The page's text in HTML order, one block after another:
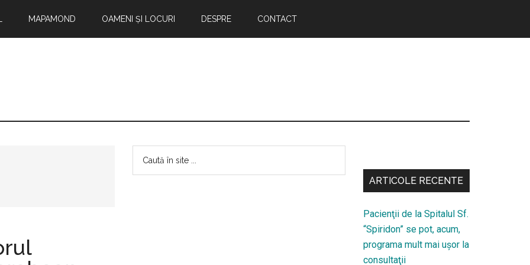
MAPAMOND OAMENI ȘI LOCURI DESPRE CONTACT
Bara
principală
secundara
ARTICOLE RECENTE
Pacienţii de la Spitalul Sf.
“Spiridon” se pot, acum,
programa mult mai uşor la
consultaţii